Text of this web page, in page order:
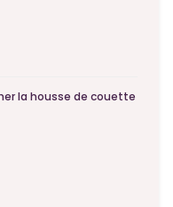
la housse de couette